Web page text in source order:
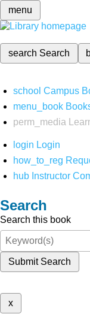
menu
search Search
school Campus
menu_book
perm_media
login Login
how_to_reg
hub Instructor
Search
Search this book
Submit Search
x